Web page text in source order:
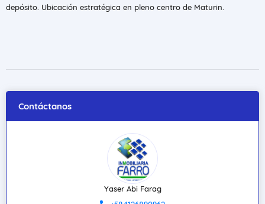
depósito. Ubicación estratégica en pleno centro de Maturin.
Contáctanos
Yaser Abi Farag